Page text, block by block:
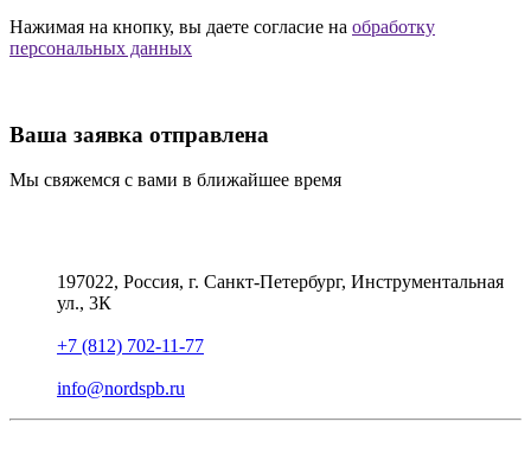
Нажимая на кнопку, вы даете согласие на обработку
персональных данных
Ваша заявка отправлена
Мы свяжемся с вами в ближайшее время
197022, Россия, г. Санкт-Петербург, Инструментальная
ул., 3К
+7 (812) 702-11-77
info@nordspb.ru